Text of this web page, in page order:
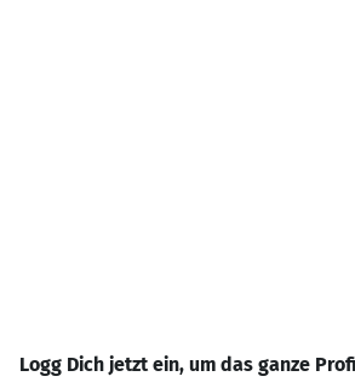
Logg Dich jetzt ein, um das ganze